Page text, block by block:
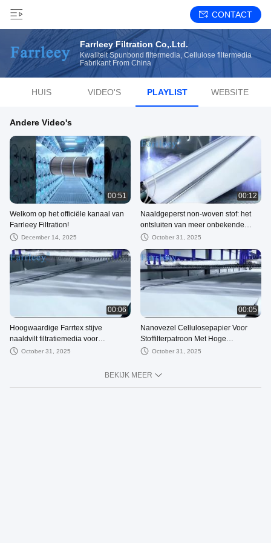
CONTACT
Farrleey Filtration Co,.Ltd.
Kwaliteit Spunbond filtermedia, Cellulose filtermedia
Fabrikant From China
HUIS VIDEO'S PLAYLIST WEBSITE
Andere Video's
00:51
Welkom op het officiële kanaal van
Farrleey Filtration!
December 14, 2025
00:12
Naaldgeperst non-woven stof: het
ontsluiten van meer onbekende
gebieden in de industrie
October 31, 2025
00:06
Hoogwaardige Farrtex stijve
naaldvilt filtratiemedia voor
industriële stofafzuiging
October 31, 2025
00:05
Nanovezel Cellulosepapier Voor
Stoffilterpatroon Met Hoge
Luchtstroom
October 31, 2025
BEKIJK MEER